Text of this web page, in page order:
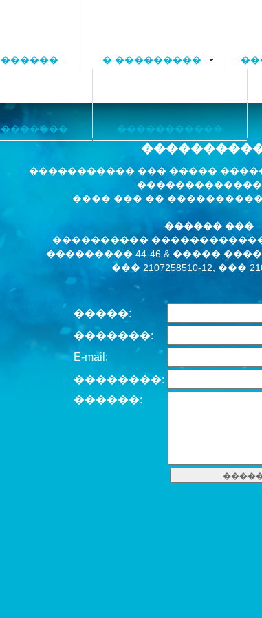
������ � ���������
������� �����������
����������� ��� �����
���� ��� ��
������ ���
����������
��������� 44-46 & �����
��� 2107258510-12, ���
�����:
�������:
E-mail:
��������:
������: